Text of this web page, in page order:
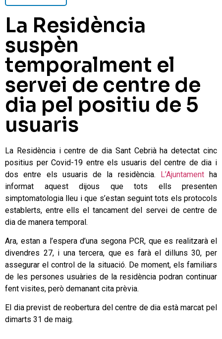
La Residència
suspèn
temporalment el
servei de centre de
dia pel positiu de 5
usuaris
La Residència i centre de dia Sant Cebrià ha detectat cinc
positius per Covid-19 entre els usuaris del centre de dia i
dos entre els usuaris de la residència. L’Ajuntament ha
informat aquest dijous que tots ells presenten
simptomatologia lleu i que s’estan seguint tots els protocols
establerts, entre ells el tancament del servei de centre de
dia de manera temporal.
Ara, estan a l’espera d’una segona PCR, que es realitzarà el
divendres 27, i una tercera, que es farà el dilluns 30, per
assegurar el control de la situació. De moment, els familiars
de les persones usuàries de la residència podran continuar
fent visites, però demanant cita prèvia.
El dia previst de reobertura del centre de dia està marcat pel
dimarts 31 de maig.